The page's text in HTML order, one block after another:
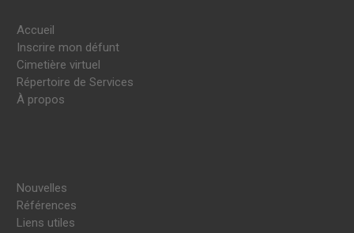
Accueil
Inscrire mon défunt
Cimetière virtuel
Répertoire de Services
À propos
Nouvelles
Références
Liens utiles